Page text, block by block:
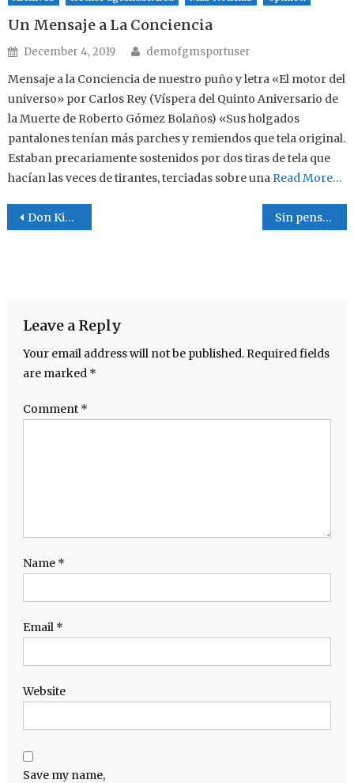
Un Mensaje a La Conciencia
Posted on
December 4, 2019 Author
demofgmsportuser
Mensaje a la Conciencia de nuestro puño y letra «El motor del
universo» por Carlos Rey (Víspera del Quinto Aniversario de
la Muerte de Roberto Gómez Bolaños) «Sus holgados
pantalones tenían más parches y remiendos que tela original.
Estaban precariamente sostenidos por dos tiras de tela que
hacían las veces de tirantes, terciadas sobre una Read More…
Post navigation
Don King en teléfono público Sin pensar
Leave a Reply
Your email address will not be published. Required fields
are marked *
Comment *
Name *
Email *
Website
Save my name,